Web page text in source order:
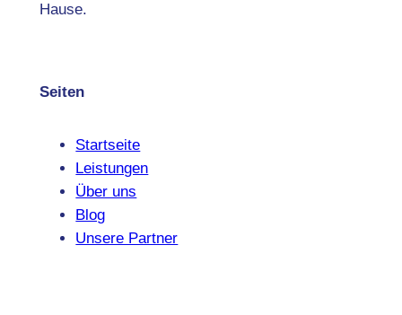
Hause.
Seiten
Startseite
Leistungen
Über uns
Blog
Unsere Partner